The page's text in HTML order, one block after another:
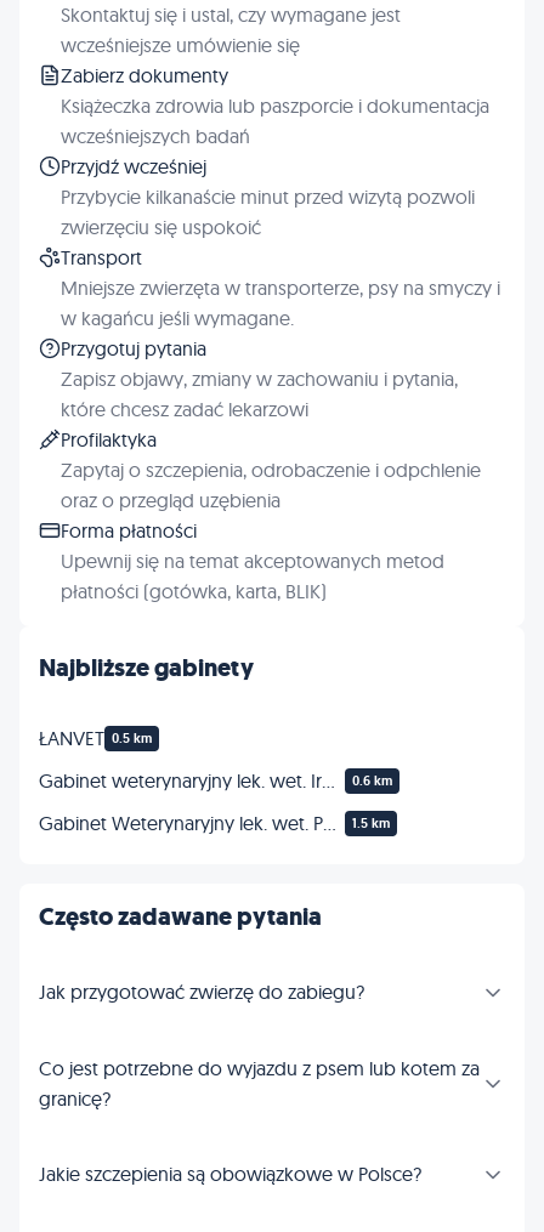
Najbliższe gabinety
ŁANVET 0.5 km
0.6 km
1.5 km
Często zadawane pytania
Jak przygotować zwierzę do zabiegu?
Co jest potrzebne do wyjazdu z psem lub kotem za
granicę?
Jakie szczepienia są obowiązkowe w Polsce?
Skontaktuj się i ustal, czy wymagane jest
wcześniejsze umówienie się
Zabierz dokumenty
Książeczka zdrowia lub paszporcie i dokumentacja
wcześniejszych badań
Przyjdź wcześniej
Przybycie kilkanaście minut przed wizytą pozwoli
zwierzęciu się uspokoić
Transport
Mniejsze zwierzęta w transporterze, psy na smyczy i
w kagańcu jeśli wymagane.
Przygotuj pytania
Zapisz objawy, zmiany w zachowaniu i pytania,
które chcesz zadać lekarzowi
Profilaktyka
Zapytaj o szczepienia, odrobaczenie i odpchlenie
oraz o przegląd uzębienia
Forma płatności
Upewnij się na temat akceptowanych metod
płatności (gotówka, karta, BLIK)